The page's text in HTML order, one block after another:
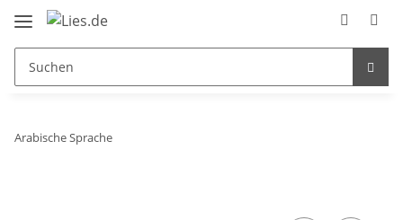
Arabische Sprache